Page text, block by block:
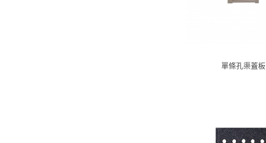
單條孔渠蓋板